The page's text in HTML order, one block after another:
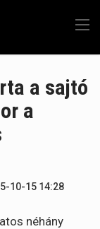
a sajtó
a
10-15 14:28
néhány